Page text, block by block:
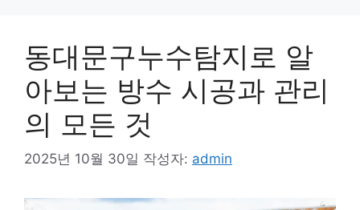
동대문구누수탐지로 알
아보는 방수 시공과 관리
의 모든 것
2025년 10월 30일 작성자: admin